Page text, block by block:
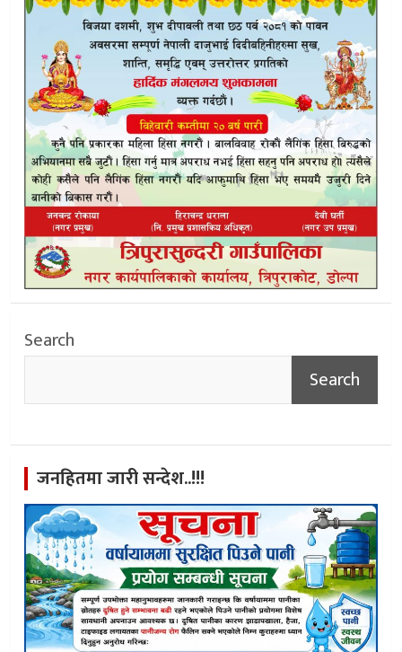
Search
Search
जनहितमा जारी सन्देश..!!!